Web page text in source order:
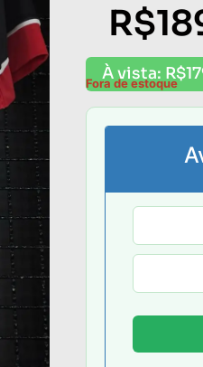
R$
À vista: R$
Fora de estoque